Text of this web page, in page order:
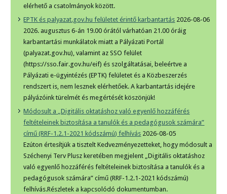
elérhető a csatolmányok között.
EPTK és palyazat.gov.hu felületet érintő karbantartás 2026-08-06
2026. augusztus 6-án 19.00 órától várhatóan 21.00 óráig
karbantartási munkálatok miatt a Pályázati Portál
(palyazat.gov.hu), valamint az SSO felület
(https://sso.fair.gov.hu/eif) és szolgáltatásai, beleértve a
Pályázati e-ügyintézés (EPTK) felületet és a Közbeszerzés
rendszert is, nem lesznek elérhetőek. A karbantartás idejére
pályázóink türelmét és megértését köszönjük!
Módosult a „Digitális oktatáshoz való egyenlő hozzáférés
feltételeinek biztosítása a tanulók és a pedagógusok számára”
című (RRF-1.2.1-2021 kódszámú) felhívás 2026-08-05
Ezúton értesítjük a tisztelt Kedvezményezetteket, hogy módosult a
Széchenyi Terv Plusz keretében megjelent „Digitális oktatáshoz
való egyenlő hozzáférés feltételeinek biztosítása a tanulók és a
pedagógusok számára” című (RRF-1.2.1-2021 kódszámú)
felhívás.Részletek a kapcsolódó dokumentumban.